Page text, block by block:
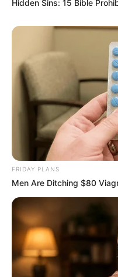
ugyanakkor jelezte:
szempontokat nem
szempontok”. Nagy
„Ha nem
akarunk, akkor ezt el
Hidden Sins: 15 Bible
FRIDAY PLANS
Men Are Ditching $80